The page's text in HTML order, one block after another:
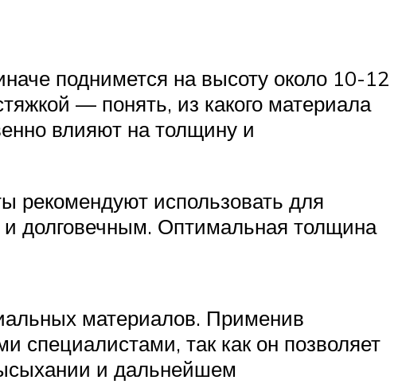
поднимется на высоту около 10-12
— понять, из какого материала
влияют на толщину и
рекомендуют использовать для
долговечным. Оптимальная толщина
материалов. Применив
специалистами, так как он позволяет
и дальнейшем